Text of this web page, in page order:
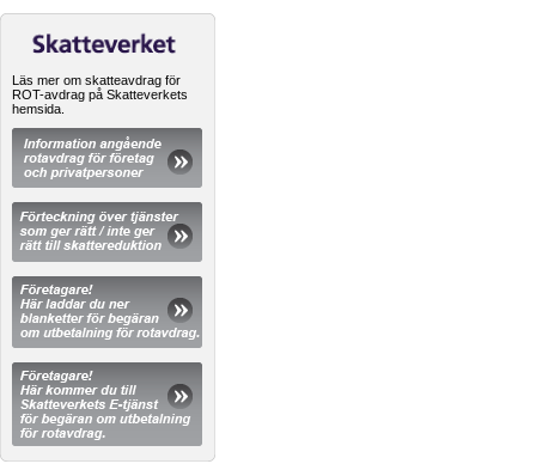
Läs mer om skatteavdrag för
ROT-avdrag på Skatteverkets
hemsida.